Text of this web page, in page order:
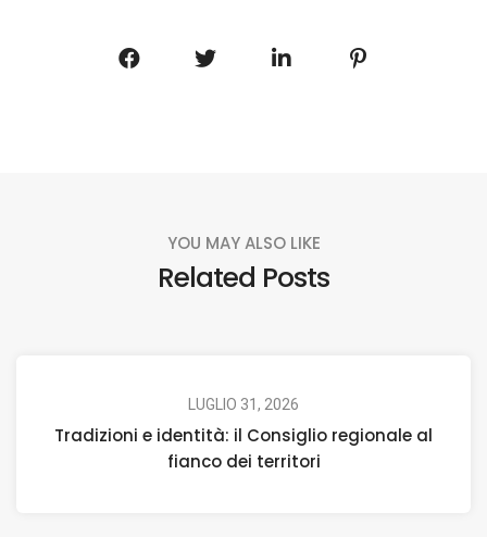
YOU MAY ALSO LIKE
Related Posts
LUGLIO 31, 2026
Tradizioni e identità: il Consiglio regionale al
fianco dei territori